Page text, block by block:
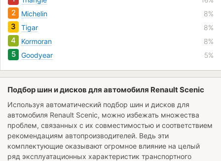
2 Michelin 8%
3 Tigar 8%
4 Kormoran 8%
5 Goodyear 5%
Подбор шин и дисков для автомобиля Renault Scenic
Используя автоматический подбор шин и дисков для
автомобиля Renault Scenic, можно избежать множества
проблем, связанных с их совместимостью и соответствием
рекомендациям автопроизводителей. Ведь эти
комплектующие оказывают огромное влияние на целый
ряд эксплуатационных характеристик транспортного